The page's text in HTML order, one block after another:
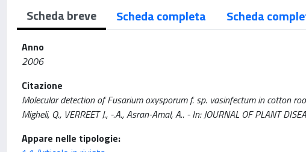
Scheda breve Scheda completa Scheda
Anno
2006
Citazione
Molecular detection of Fusarium oxysporum f. sp. vasinfectum in cotton
Migheli, Q., VERREET J., -.A., Asran-Amal, A.. - In: JOURNAL OF PLANT
Appare nelle tipologie: